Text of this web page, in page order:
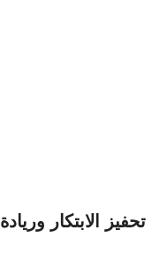
الابتكار وريادة